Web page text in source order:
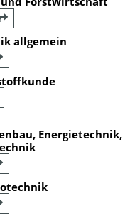
allgemein
Energietechnik,